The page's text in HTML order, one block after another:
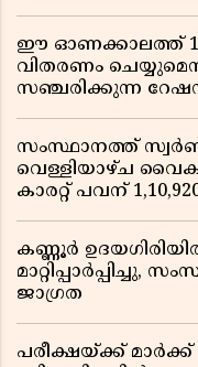
ഈ ഓണക്കാലത്ത്
വിതരണം
സഞ്ചരിക്കുന്ന
സംസ്ഥാനത്ത്
വെള്ളിയാഴ്ച
കാരറ്റ് പവന്
കണ്ണൂർ
മാറ്റിപ്പാർപ്പിച്ചു,
ജാഗ്രത
പരീക്ഷയ്ക്ക് മാർക്ക്